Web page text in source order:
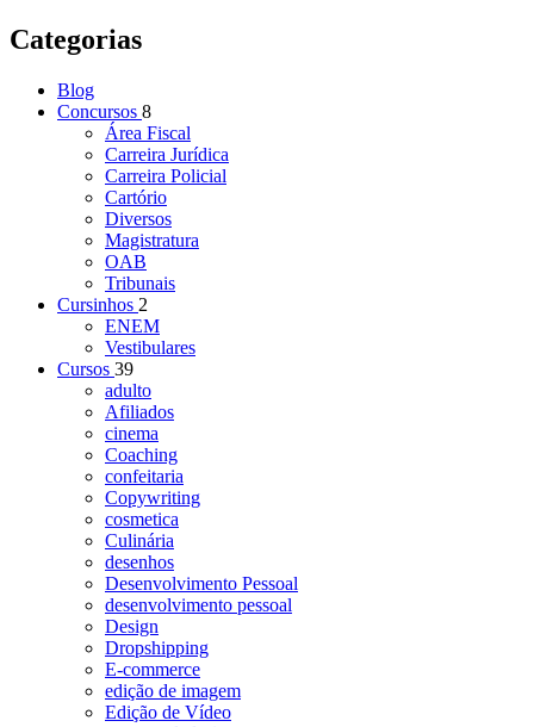
Categorias
Blog
Concursos 8
Área Fiscal
Carreira Jurídica
Carreira Policial
Cartório
Diversos
Magistratura
OAB
Tribunais
Cursinhos 2
ENEM
Vestibulares
Cursos 39
adulto
Afiliados
cinema
Coaching
confeitaria
Copywriting
cosmetica
Culinária
desenhos
Desenvolvimento Pessoal
desenvolvimento pessoal
Design
Dropshipping
E-commerce
edição de imagem
Edição de Vídeo